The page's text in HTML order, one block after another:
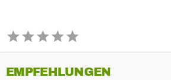
EMPFEHLUNGEN